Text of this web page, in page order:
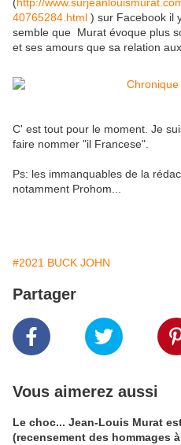
40765284.html ) sur Facebook il
semble que Murat évoque plus
et ses amours que sa relation
C' est tout pour le moment. Je
faire nommer "il Francese".
Ps: les immanquables de la
notamment Prohom...
#2021 BUCK JOHN
Partager
Vous aimerez aussi
Le choc... Jean-Louis Murat
(recensement des hommages